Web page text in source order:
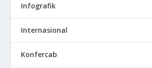
Infografik
Internasional
Konfercab